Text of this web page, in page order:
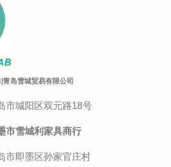
岛雪城贸易有限公司
市城阳区双元路18号
市雪城利家具商行
市即墨区孙家官庄村